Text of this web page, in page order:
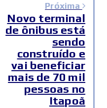
Próxima
Novo terminal
de ônibus está
sendo
construído e
vai beneficiar
mais de 70 mil
pessoas no
Itapoã